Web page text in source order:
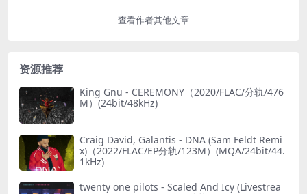
查看作者其他文章
资源推荐
King Gnu - CEREMONY（2020/FLAC/分轨/476
M）(24bit/48kHz)
Craig David, Galantis - DNA (Sam Feldt Remi
x)（2022/FLAC/EP分轨/123M）(MQA/24bit/44.
1kHz)
twenty one pilots - Scaled And Icy (Livestrea